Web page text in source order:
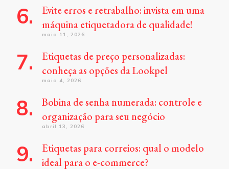
Evite erros e retrabalho: invista em uma
máquina etiquetadora de qualidade!
maio 11, 2026
Etiquetas de preço personalizadas:
conheça as opções da Lookpel
maio 4, 2026
Bobina de senha numerada: controle e
organização para seu negócio
abril 13, 2026
Etiquetas para correios: qual o modelo
ideal para o e-commerce?